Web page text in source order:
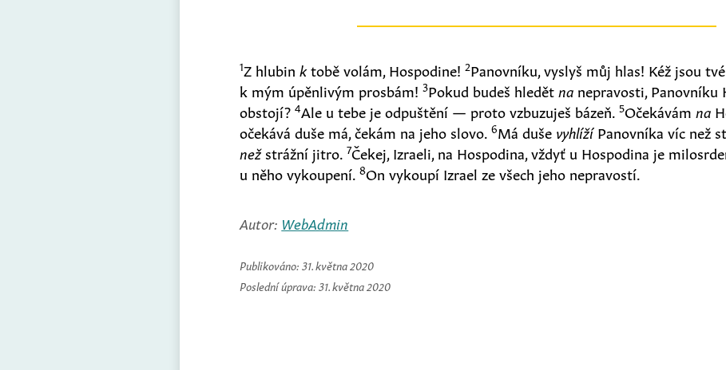
1Z hlubin ktobě volám, Hospodine!2Panovníku, vyslyš můj hlas! Kéž jsou
k mým úpěnlivým prosbám!3Pokud budeš hledět na nepravosti, Panovníku
obstojí?4Ale u tebe je odpuštění — proto vzbuzuješ bázeň.5Očekávám na
očekává duše má, čekám na jeho slovo.6Má duše vyhlížíPanovníka víc než
nežstrážní jitro.7Čekej, Izraeli, na Hospodina, vždyť u Hospodina je
u něho vykoupení.8On vykoupí Izrael ze všech jeho nepravostí.
Autor: WebAdmin
Publikováno: 31. května 2020
Poslední úprava: 31. května 2020